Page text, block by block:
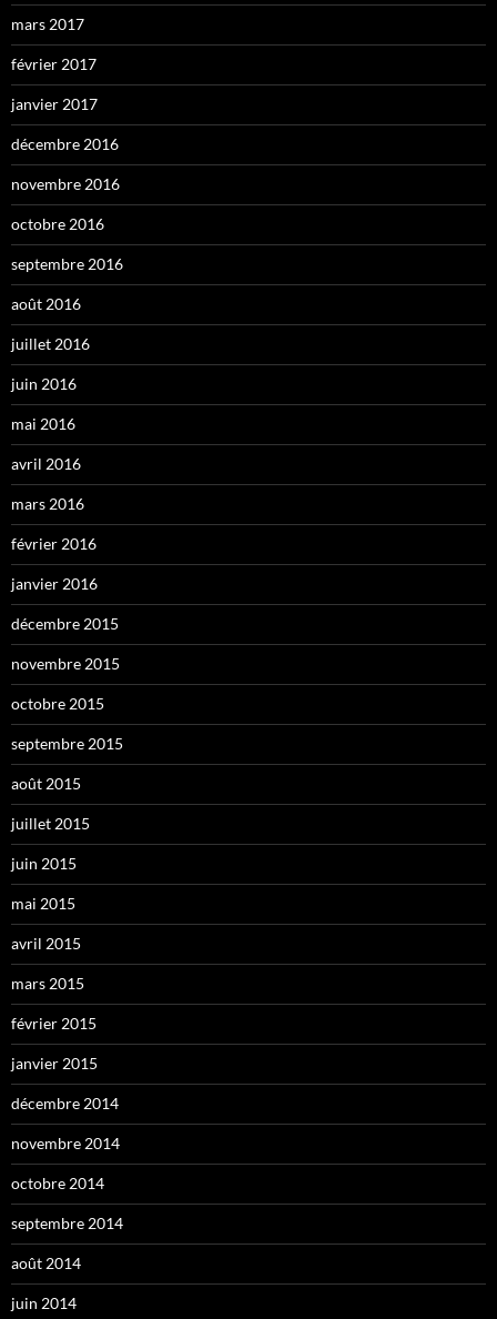
mars 2017
février 2017
janvier 2017
décembre 2016
novembre 2016
octobre 2016
septembre 2016
août 2016
juillet 2016
juin 2016
mai 2016
avril 2016
mars 2016
février 2016
janvier 2016
décembre 2015
novembre 2015
octobre 2015
septembre 2015
août 2015
juillet 2015
juin 2015
mai 2015
avril 2015
mars 2015
février 2015
janvier 2015
décembre 2014
novembre 2014
octobre 2014
septembre 2014
août 2014
juin 2014